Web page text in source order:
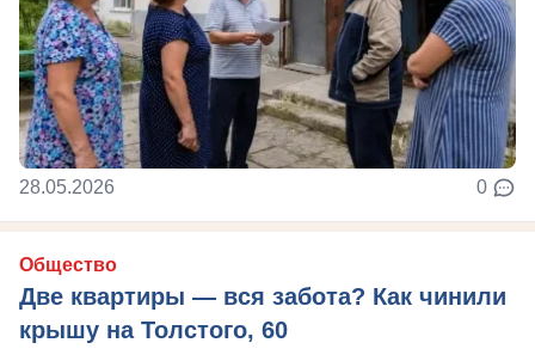
28.05.2026 0
Общество
Две квартиры — вся забота? Как чинили
крышу на Толстого, 60